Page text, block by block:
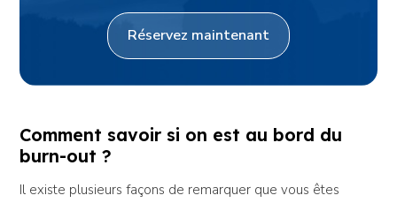
Réservez maintenant
Comment savoir si on est au bord du
burn-out ?
Il existe plusieurs façons de remarquer que vous êtes